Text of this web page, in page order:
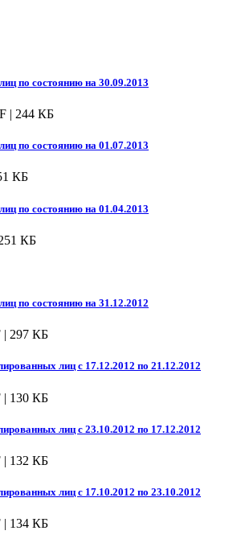
по состоянию на 30.09.2013
| 244 КБ
по состоянию на 01.07.2013
КБ
по состоянию на 01.04.2013
КБ
по состоянию на 31.12.2012
| 297 КБ
лиц с 17.12.2012 по 21.12.2012
| 130 КБ
лиц с 23.10.2012 по 17.12.2012
| 132 КБ
лиц с 17.10.2012 по 23.10.2012
| 134 КБ